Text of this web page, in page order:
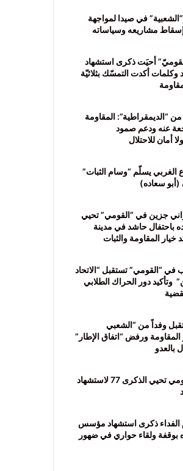
في صيدا لمواجهة
مشاريعه وسياساته
أحيَت ذكرى استشهاد
أكدت التمسّك بثلاثيّة
“الديمقراطية”: المقاومة
عنه ودعم صمود
أمان للاحتلال
الغربي يسلّم “وسام الثبات”
(أبو سعاده)
جزين في “القومي” تحيي
باحتفال حاشد في مدينة
المقاومة والثبات
في “القومي” تستقبل “الاتحاد
وتأكيد دور الحراك الطلابي
وفداً من “الشعبي
المقاومة ورفض “اتفاق الإطار”
بالعدو
منفذية عكار في القومي تحيي الذكرى 77 لاستشهاد
الفداء ذكرى استشهاد مؤسس
ولقاء حواري في ضهور